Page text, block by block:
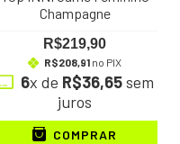
Champagne
R$219,90
R$208,91 no PIX
6x de R$36,65sem
juros
COMPRAR